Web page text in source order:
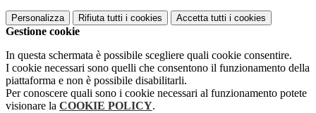
Personalizza Rifiuta tutti i cookies Accetta tutti i cookies
Gestione cookie
In questa schermata è possibile scegliere quali cookie consentire.
I cookie necessari sono quelli che consentono il funzionamento della
piattaforma e non è possibile disabilitarli.
Per conoscere quali sono i cookie necessari al funzionamento potete
visionare la COOKIE POLICY.